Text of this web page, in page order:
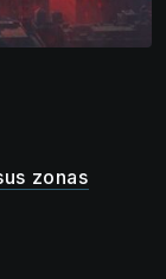
zonas